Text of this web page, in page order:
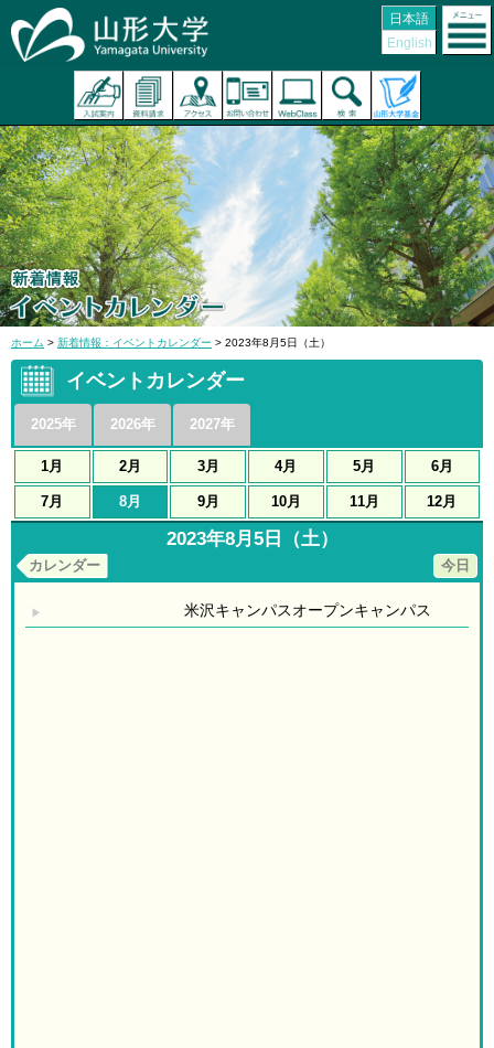
日本語
English
ホーム > 新着情報：イベントカレンダー > 2023年8月5日（土）
イベントカレンダー
2025年 2026年 2027年
1月 2月 3月 4月 5月 6月
7月 8月 9月 10月 11月 12月
2023年8月5日（土）
今日
カレンダー
▶ 米沢キャンパスオープンキャンパス